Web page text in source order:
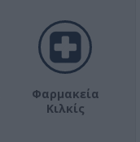
Φαρμακεία
Κιλκίς